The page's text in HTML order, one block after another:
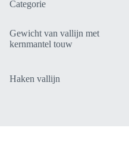
Categorie
Gewicht van vallijn met
kernmantel touw
Haken vallijn